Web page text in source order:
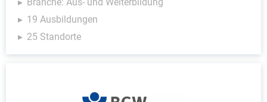
19 Ausbildungen
25 Standorte